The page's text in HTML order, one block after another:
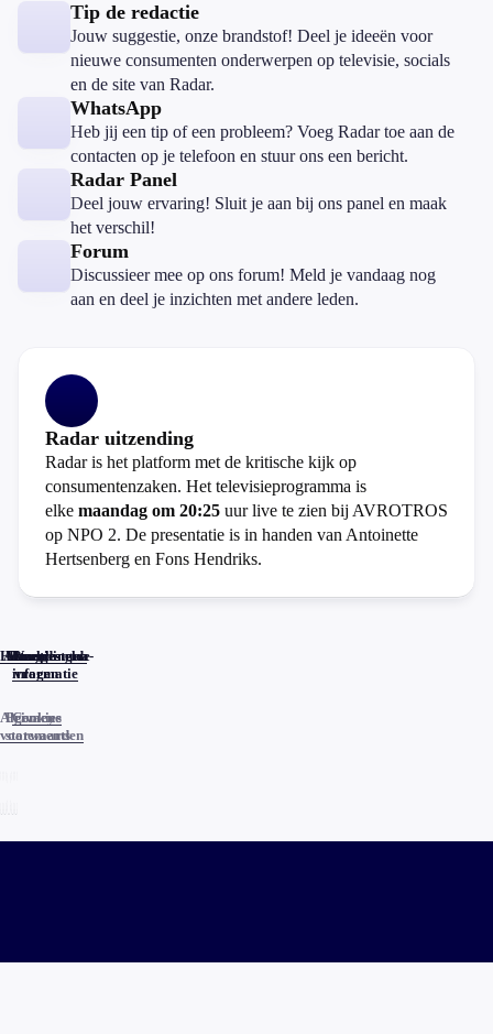
Tip de redactie
Jouw suggestie, onze brandstof! Deel je ideeën voor
nieuwe consumenten onderwerpen op televisie, socials
en de site van Radar.
WhatsApp
Heb jij een tip of een probleem? Voeg Radar toe aan de
contacten op je telefoon en stuur ons een bericht.
Radar Panel
Deel jouw ervaring! Sluit je aan bij ons panel en maak
het verschil!
Forum
Discussieer mee op ons forum! Meld je vandaag nog
aan en deel je inzichten met andere leden.
Radar uitzending
Radar is het platform met de kritische kijk op
consumentenzaken. Het televisieprogramma is
elke maandag om 20:25 uur live te zien bij AVROTROS
op NPO 2. De presentatie is in handen van Antoinette
Hertsenberg en Fons Hendriks.
Home
Actueel
Uitzendingen
Reacties
Programma-
informatie
Veelgestelde
vragen
Algemene
voorwaarden
Privacy
statements
Cookies